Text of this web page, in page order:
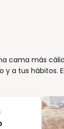
cama más
a tus hábitos.
que los más
fíjate en el
la medida
el conjunto